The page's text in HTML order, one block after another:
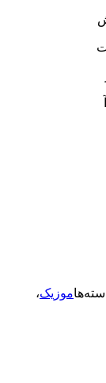
موزیک،